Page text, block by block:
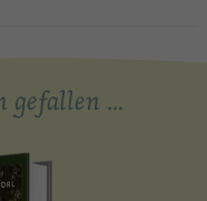
gefallen …